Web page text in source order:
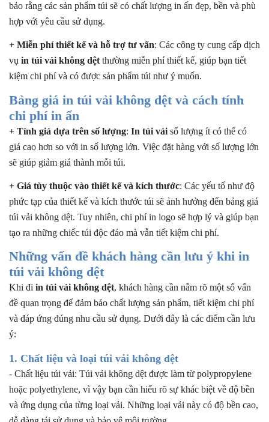
bảo rằng các sản phẩm túi sẽ có chất lượng in ấn đẹp, bền và phù
hợp với yêu cầu sử dụng.
+ Miễn phí thiết kế và hỗ trợ tư vấn: Các công ty cung cấp dịch
vụ in túi vải không dệt thường miễn phí thiết kế, giúp bạn tiết
kiệm chi phí và có được sản phẩm túi như ý muốn.
Bảng giá in túi vải không dệt và cách tính
chi phí in ấn
+ Tính giá dựa trên số lượng: In túi vải số lượng ít có thể có
giá cao hơn so với in số lượng lớn. Việc đặt hàng với số lượng lớn
sẽ giúp giảm giá thành mỗi túi.
+ Giá tùy thuộc vào thiết kế và kích thước: Các yếu tố như độ
phức tạp của thiết kế và kích thước túi sẽ ảnh hưởng đến bảng giá
túi vải không dệt. Tuy nhiên, chi phí in logo sẽ hợp lý và giúp bạn
tạo ra những chiếc túi độc đáo mà vẫn tiết kiệm chi phí.
Những vấn đề khách hàng cần lưu ý khi in
túi vải không dệt
Khi đi in túi vải không dệt, khách hàng cần nắm rõ một số vấn
đề quan trọng để đảm bảo chất lượng sản phẩm, tiết kiệm chi phí
và đáp ứng đúng nhu cầu sử dụng. Dưới đây là các điểm cần lưu
ý:
1. Chất liệu và loại túi vải không dệt
- Chất liệu túi vải: Túi vải không dệt được làm từ polypropylene
hoặc polyethylene, vì vậy bạn cần hiểu rõ sự khác biệt về độ bền
và ứng dụng của từng loại vải. Những loại vải này có độ bền cao,